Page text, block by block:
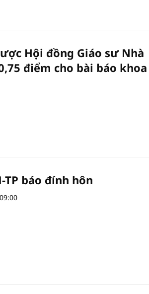
Hội đồng Giáo sư Nhà
điểm cho bài báo khoa
TP báo đính hôn